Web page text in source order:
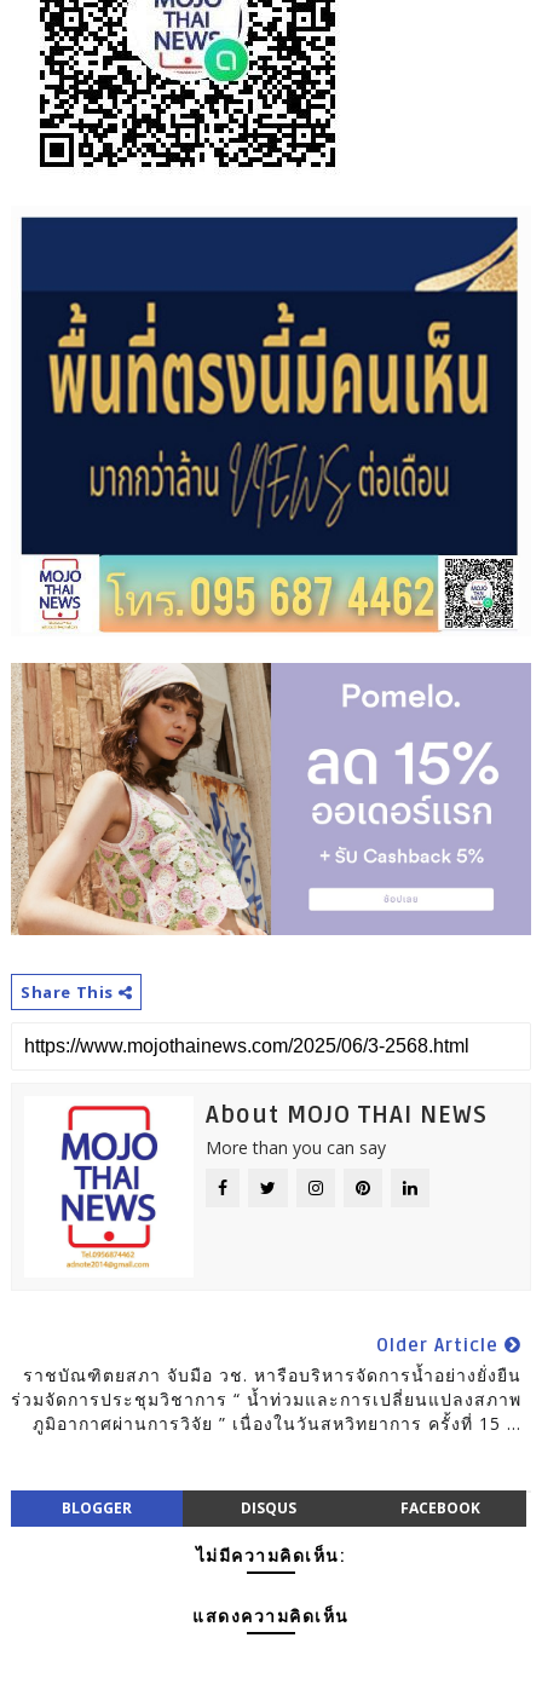
Share This
About MOJO THAI NEWS
More than you can say
Older Article
ราชบัณฑิตยสภา จับมือ วช. หารือบริหารจัดการน้ำอย่างยั่งยืน
ร่วมจัดการประชุมวิชาการ “ น้ำท่วมและการเปลี่ยนแปลงสภาพ
ภูมิอากาศผ่านการวิจัย ” เนื่องในวันสหวิทยาการ ครั้งที่ 15 ...
BLOGGER DISQUS FACEBOOK
ไม่มีความคิดเห็น:
แสดงความคิดเห็น